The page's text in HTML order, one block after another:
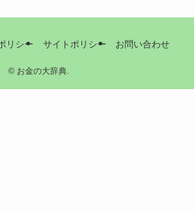
リシー サイトポリシー お問い合わせ
©お金の大辞典.